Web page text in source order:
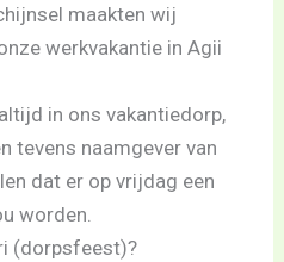
maakten wij
werkvakantie in Agii
in ons vakantiedorp,
tevens naamgever van
dat er op vrijdag een
worden.
(dorpsfeest)?